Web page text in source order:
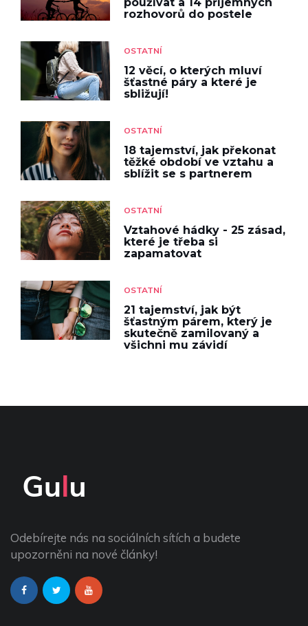
rozhovorů do postele
OSTATNÍ
12 věcí, o kterých mluví
šťastné páry a které je
sbližují!
OSTATNÍ
18 tajemství, jak překonat
těžké období ve vztahu a
sblížit se s partnerem
OSTATNÍ
Vztahové hádky - 25 zásad,
které je třeba si
zapamatovat
OSTATNÍ
21 tajemství, jak být
šťastným párem, který je
skutečně zamilovaný a
všichni mu závidí
Odebírejte nás na sociálních sítích a budete
upozorněni na nové články!